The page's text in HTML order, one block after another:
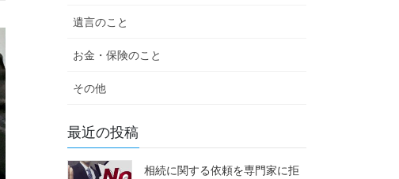
遺言のこと
お金・保険のこと
その他
最近の投稿
相続に関する依頼を専門家に拒